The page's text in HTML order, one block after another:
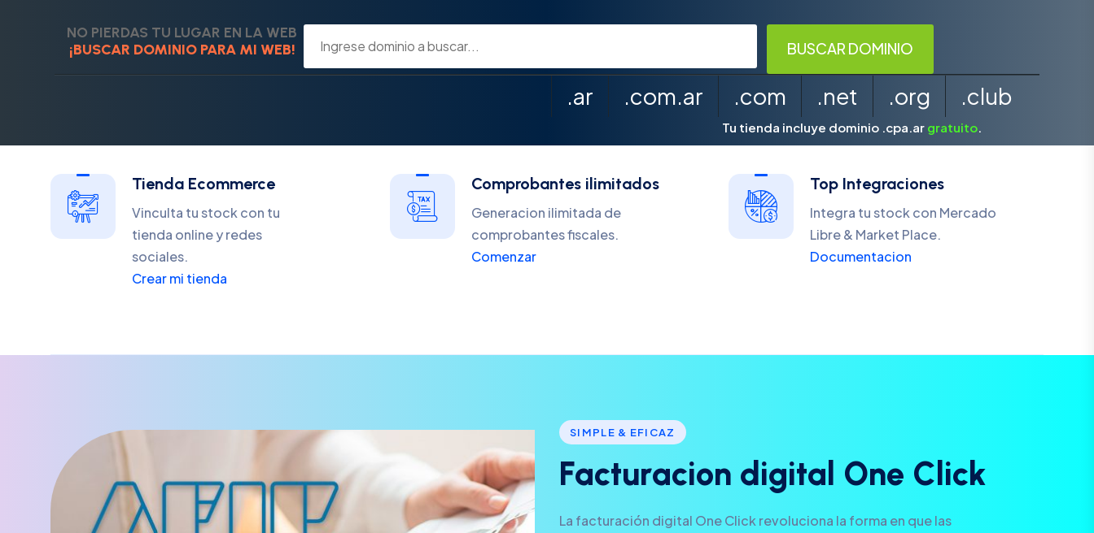
NO PIERDAS TU LUGAR EN LA WEB
¡BUSCAR DOMINIO PARA MI WEB!
.ar .com.ar .com .net .org .club
Tu tienda incluye dominio .cpa.ar gratuito.
Tienda Ecommerce
Vinculta tu stock con tu
tienda online y redes
sociales.
Crear mi tienda
Comprobantes ilimitados
Generacion ilimitada de
comprobantes fiscales.
Comenzar
Top Integraciones
Integra tu stock con Mercado
Libre & Market Place.
Documentacion
SIMPLE & EFICAZ
Facturacion d igita One C ick
La facturación digital One Click revoluciona la forma en que las